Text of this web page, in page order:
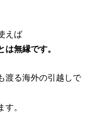
えば
無縁です。
渡る海外の引越しで
。